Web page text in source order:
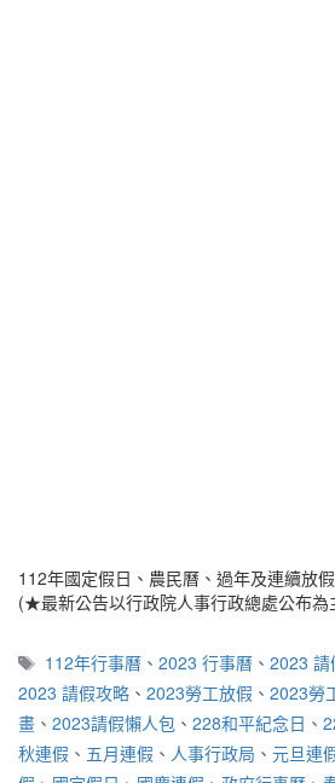
112年國定假日、農民曆、過年及連續放
(★最新公告以行政院人事行政總處公布
標
籤
112年行事曆 、2023 行事曆 、2023 請
2023 請假攻略 、 2023勞工放假 、 2023勞
畫 、 2023請假懶人包 、 228和平紀念日 、
秋連假 、 五月連假 、 人事行政局 、 元旦連